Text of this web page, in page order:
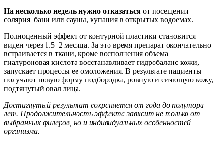
На несколько недель нужно отказаться от посещения
солярия, бани или сауны, купания в открытых водоемах.
Полноценный эффект от контурной пластики становится
виден через 1,5–2 месяца. За это время препарат окончательно
встраивается в ткани, кроме восполнения объема
гиалуроновая кислота восстанавливает гидробаланс кожи,
запускает процессы ее омоложения. В результате пациенты
получают новую форму подбородка, ровную и сияющую кожу,
подтянутый овал лица.
Достигнутый результат сохраняется от года до полутора
лет. Продолжительность эффекта зависит не только от
выбранных филеров, но и индивидуальных особенностей
организма.